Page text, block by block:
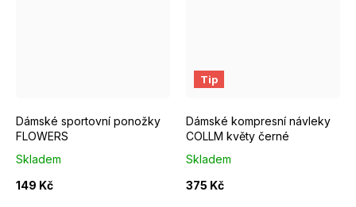
Dámské sportovní ponožky
FLOWERS
Skladem
149 Kč
Tip
Dámské kompresní návleky
COLLM květy černé
Skladem
375 Kč
S/M